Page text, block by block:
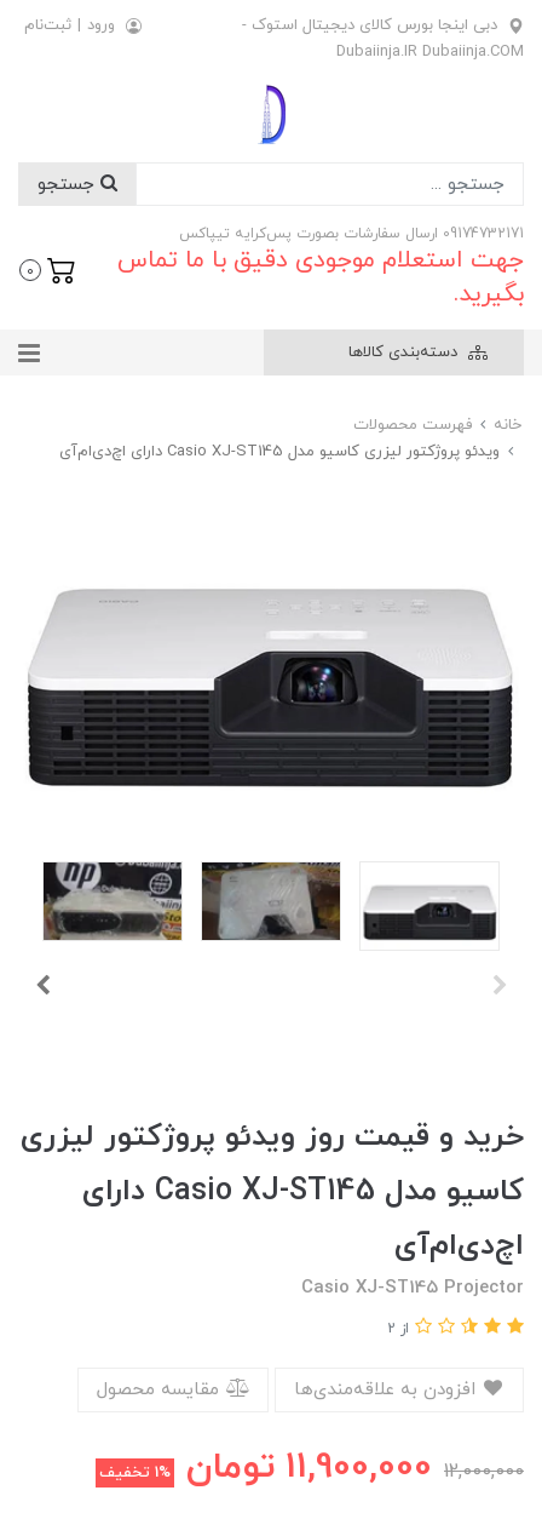
دبی اینجا بورس کالای دیجیتال استوک -
Dubaiinja.IR Dubaiinja.COM
ورود | ثبت‌نام
09174732171 ارسال سفارشات بصورت پس‌کرایه تیپاکس
جهت استعلام موجودی دقیق با ما تماس
بگیرید.
0
دسته‌بندی کالاها
خانه
فهرست محصولات
ویدئو پروژکتور لیزری کاسیو مدل Casio XJ-ST145 دارای اچ‌دی‌ام‌آی
خرید و قیمت روز ویدئو پروژکتور لیزری
کاسیو مدل Casio XJ-ST145 دارای
اچ‌دی‌ام‌آی
Casio XJ-ST145 Projector
از 2
مقایسه محصول
12,000,000
11,900,000 تومان 1% تخفیف